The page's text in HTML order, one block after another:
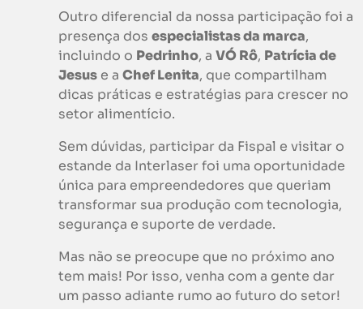
Outro diferencial da nossa participação foi a
presença dos especialistas da marca,
incluindo o Pedrinho, a VÓ Rô, Patrícia de
Jesus e a Chef Lenita, que compartilham
dicas práticas e estratégias para crescer no
setor alimentício.
Sem dúvidas, participar da Fispal e visitar o
estande da Interlaser foi uma oportunidade
única para empreendedores que queriam
transformar sua produção com tecnologia,
segurança e suporte de verdade.
Mas não se preocupe que no próximo ano
tem mais! Por isso, venha com a gente dar
um passo adiante rumo ao futuro do setor!